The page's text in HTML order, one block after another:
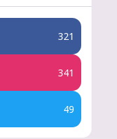
321
341
49